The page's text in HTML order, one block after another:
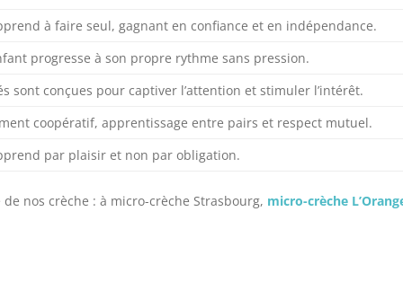
à faire seul, gagnant en confiance et en indépendance.
progresse à son propre rythme sans pression.
sont conçues pour captiver l’attention et stimuler l’intérêt.
coopératif, apprentissage entre pairs et respect mutuel.
par plaisir et non par obligation.
nos crèche : à micro-crèche Strasbourg, micro-crèche